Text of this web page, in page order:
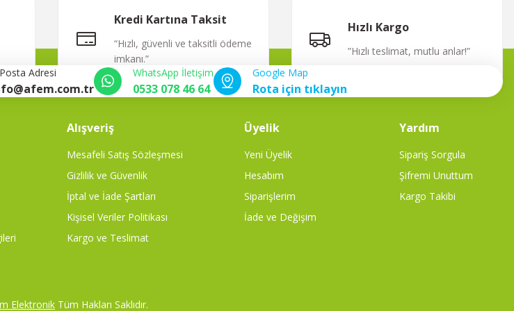
Kredi Kartına Taksit
“Hızlı, güvenli ve taksitli ödeme
imkanı.”
Hızlı Kargo
”Hızlı teslimat, mutlu anlar!”
Adresi WhatsApp İletişim
0533 078 46 64
Google Map
Rota için tıklayın
Alışveriş
Mesafeli Satış Sözleşmesi
Gizlilik ve Güvenlik
İptal ve İade Şartları
Kişisel Veriler Politikası
Kargo ve Teslimat
Üyelik
Yeni Üyelik
Hesabım
Siparişlerim
İade ve Değişim
Yardım
Sipariş Sorgula
Şifremi Unuttum
Kargo Takibi
Elektronik Tüm Hakları Saklıdır.